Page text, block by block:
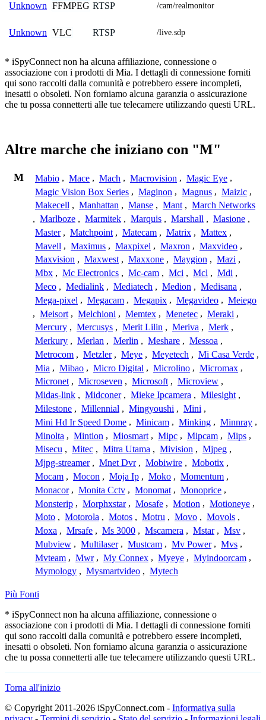
Unknown FFMPEG RTSP /cam/realmonitor
Unknown VLC RTSP /live.sdp
* iSpyConnect non ha alcuna affiliazione, connessione o
associazione con i prodotti di Mia. I dettagli di connessione forniti
qui sono raccolti dalla comunità e potrebbero essere incompleti,
inesatti o obsoleti. Non forniamo alcuna garanzia o assicurazione
che tu possa connetterti alle tue telecamere utilizzando questi URL.
Altre marche che iniziano con "M"
M Mabio , Mace , Mach , Macrovision , Magic Eye ,
Magic Vision Box Series , Maginon , Magnus , Maizic ,
Makecell , Manhattan , Manse , Mant , March Networks
, Marlboze , Marmitek , Marquis , Marshall , Masione ,
Master , Matchpoint , Matecam , Matrix , Mattex ,
Mavell , Maximus , Maxpixel , Maxron , Maxvideo ,
Maxvision , Maxwest , Maxxone , Maygion , Mazi ,
Mbx , Mc Electronics , Mc-cam , Mci , Mcl , Mdi ,
Meco , Medialink , Mediatech , Medion , Medisana ,
Mega-pixel , Megacam , Megapix , Megavideo , Meiego
, Meisort , Melchioni , Memtex , Menetec , Meraki ,
Mercury , Mercusys , Merit Lilin , Meriva , Merk ,
Merkury , Merlan , Merlin , Meshare , Messoa ,
Metrocom , Metzler , Meye , Meyetech , Mi Casa Verde ,
Mia , Mibao , Micro Digital , Microlino , Micromax ,
Micronet , Microseven , Microsoft , Microview ,
Midas-link , Midconer , Mieke Ipcamera , Milesight ,
Milestone , Millennial , Mingyoushi , Mini ,
Mini Hd Ir Speed Dome , Minicam , Minking , Minnray ,
Minolta , Mintion , Miosmart , Mipc , Mipcam , Mips ,
Misecu , Mitec , Mitra Utama , Mivision , Mjpeg ,
Mjpg-streamer , Mnet Dvr , Mobiwire , Mobotix ,
Mocam , Mocon , Moja Ip , Moko , Momentum ,
Monacor , Monita Cctv , Monomat , Monoprice ,
Monsterip , Morphxstar , Mosafe , Motion , Motioneye ,
Moto , Motorola , Motos , Motru , Movo , Movols ,
Moxa , Mrsafe , Ms 3000 , Mscamera , Mstar , Msv ,
Mubview , Multilaser , Mustcam , Mv Power , Mvs ,
Mvteam , Mwr , My Connex , Myeye , Myindoorcam ,
Mymology , Mysmartvideo , Mytech
Più Fonti
* iSpyConnect non ha alcuna affiliazione, connessione o
associazione con i prodotti di Mia. I dettagli di connessione forniti
qui sono raccolti dalla comunità e potrebbero essere incompleti,
inesatti o obsoleti. Non forniamo alcuna garanzia o assicurazione
che tu possa connetterti alle tue telecamere utilizzando questi URL.
Torna all'inizio
© Copyright 2011-2026 iSpyConnect.com - Informativa sulla